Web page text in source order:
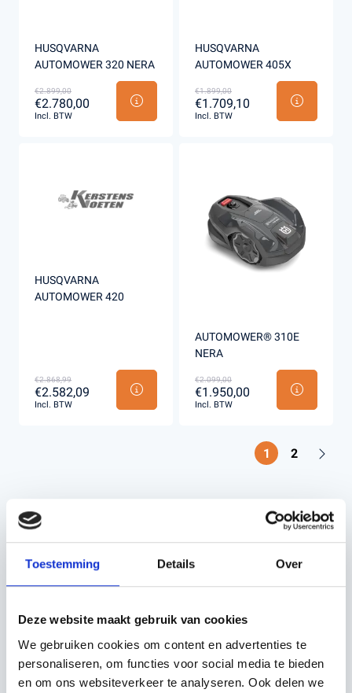
Toestemming Details Over
Deze website maakt gebruik van cookies
We gebruiken cookies om content en advertenties te
personaliseren, om functies voor social media te bieden
en om ons websiteverkeer te analyseren. Ook delen we
HUSQVARNA
AUTOMOWER 320 NERA
€2.899,00
€2.780,00
Incl. BTW
HUSQVARNA
AUTOMOWER 405X
€1.899,00
€1.709,10
Incl. BTW
HUSQVARNA
AUTOMOWER 420
€2.868,99
€2.582,09
Incl. BTW
AUTOMOWER® 310E
NERA
€2.099,00
€1.950,00
Incl. BTW
1 2
EEN GAZON MAAIEN
WAS NOG NOOIT ZO
MAKKELIJK MET
EEN ROBOTMAAIER
VAN HOGE
KWALITEIT